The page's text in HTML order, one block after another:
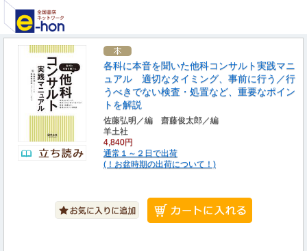
各科に本音を聞いた他科コンサルト実践マニ
ュアル 適切なタイミング、事前に行う／行
うべきでない検査・処置など、重要なポイン
トを解説
佐藤弘明／編 齋藤俊太郎／編
羊土社
4,840円
通常１～２日で出荷
(！お盆時期の出荷について！)